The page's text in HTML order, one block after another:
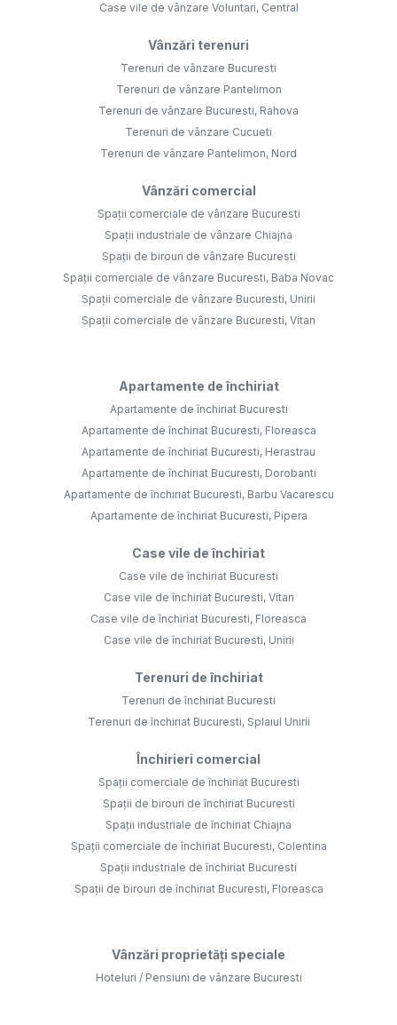
Case vile de vânzare Voluntari, Central
Vânzări terenuri
Terenuri de vânzare Bucuresti
Terenuri de vânzare Pantelimon
Terenuri de vânzare Bucuresti, Rahova
Terenuri de vânzare Cucueti
Terenuri de vânzare Pantelimon, Nord
Vânzări comercial
Spații comerciale de vânzare Bucuresti
Spații industriale de vânzare Chiajna
Spații de birouri de vânzare Bucuresti
Spații comerciale de vânzare Bucuresti, Baba Novac
Spații comerciale de vânzare Bucuresti, Unirii
Spații comerciale de vânzare Bucuresti, Vitan
Apartamente de închiriat
Apartamente de închiriat Bucuresti
Apartamente de închiriat Bucuresti, Floreasca
Apartamente de închiriat Bucuresti, Herastrau
Apartamente de închiriat Bucuresti, Dorobanti
Apartamente de închiriat Bucuresti, Barbu Vacarescu
Apartamente de închiriat Bucuresti, Pipera
Case vile de închiriat
Case vile de închiriat Bucuresti
Case vile de închiriat Bucuresti, Vitan
Case vile de închiriat Bucuresti, Floreasca
Case vile de închiriat Bucuresti, Unirii
Terenuri de închiriat
Terenuri de închiriat Bucuresti
Terenuri de închiriat Bucuresti, Splaiul Unirii
Închirieri comercial
Spații comerciale de închiriat Bucuresti
Spații de birouri de închiriat Bucuresti
Spații industriale de închiriat Chiajna
Spații comerciale de închiriat Bucuresti, Colentina
Spații industriale de închiriat Bucuresti
Spații de birouri de închiriat Bucuresti, Floreasca
Vânzări proprietăți speciale
Hoteluri / Pensiuni de vânzare Bucuresti